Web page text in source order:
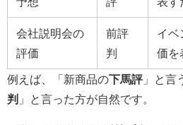
会社説明会の
評価
前評
判
イベ
価を
例えば、「新商品の下馬評 」と言
判 」と言った方が自然です。